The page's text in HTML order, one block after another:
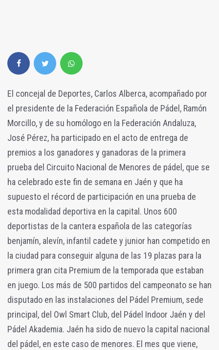
El concejal de Deportes, Carlos Alberca, acompañado por
el presidente de la Federación Española de Pádel, Ramón
Morcillo, y de su homólogo en la Federación Andaluza,
José Pérez, ha participado en el acto de entrega de
premios a los ganadores y ganadoras de la primera
prueba del Circuito Nacional de Menores de pádel, que se
ha celebrado este fin de semana en Jaén y que ha
supuesto el récord de participación en una prueba de
esta modalidad deportiva en la capital. Unos 600
deportistas de la cantera española de las categorías
benjamín, alevín, infantil cadete y junior han competido en
la ciudad para conseguir alguna de las 19 plazas para la
primera gran cita Premium de la temporada que estaban
en juego. Los más de 500 partidos del campeonato se han
disputado en las instalaciones del Pádel Premium, sede
principal, del Owl Smart Club, del Pádel Indoor Jaén y del
Pádel Akademia. Jaén ha sido de nuevo la capital nacional
del pádel, en este caso de menores. El mes que viene,